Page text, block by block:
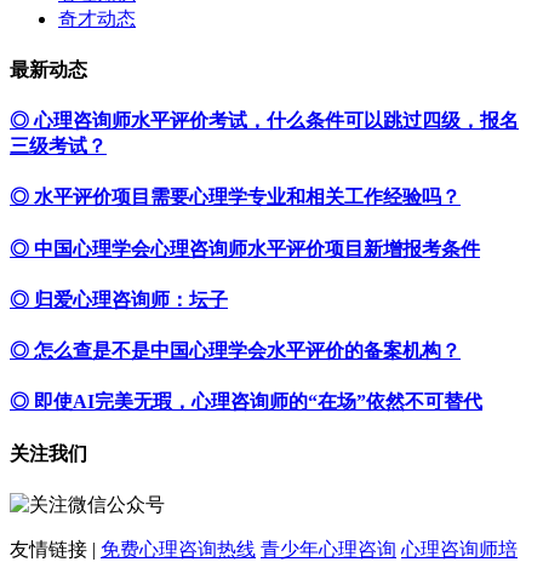
奇才动态
最新动态
◎ 心理咨询师水平评价考试，什么条件可以跳过四级，报名
三级考试？
◎ 水平评价项目需要心理学专业和相关工作经验吗？
◎ 中国心理学会心理咨询师水平评价项目新增报考条件
◎ 归爱心理咨询师：坛子
◎ 怎么查是不是中国心理学会水平评价的备案机构？
◎ 即使AI完美无瑕，心理咨询师的“在场”依然不可替代
关注我们
友情链接 | 免费心理咨询热线 青少年心理咨询 心理咨询师培